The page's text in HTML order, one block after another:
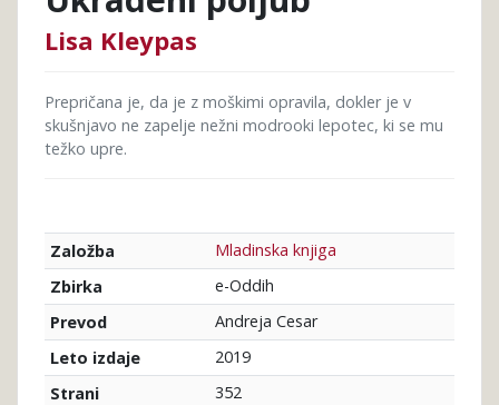
Lisa Kleypas
Prepričana je, da je z moškimi opravila, dokler je v
skušnjavo ne zapelje nežni modrooki lepotec, ki se mu
težko upre.
Založba
Mladinska knjiga
Zbirka
e-Oddih
Prevod
Andreja Cesar
Leto izdaje
2019
Strani
352